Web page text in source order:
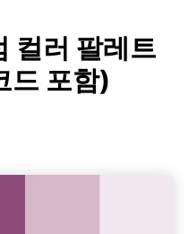
컬러 팔레트
드 포함)